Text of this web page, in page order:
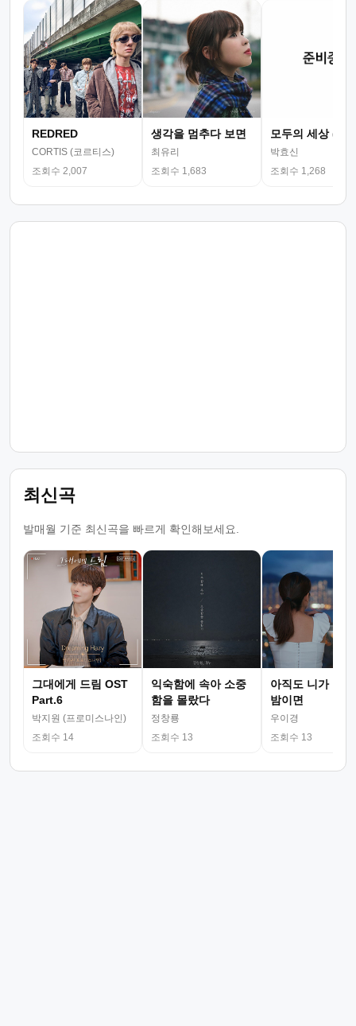
REDRED
CORTIS (코르티스)
조회수 2,007
생각을 멈추다 보면
최유리
조회수 1,683
모두의 세상 (뮤
박효신
조회수 1,268
최신곡
발매월 기준 최신곡을 빠르게 확인해보세요.
그대에게 드림 OST
Part.6
박지원 (프로미스나인)
조회수 14
익숙함에 속아 소중
함을 몰랐다
정창룡
조회수 13
아직도 니가 그
밤이면
우이경
조회수 13